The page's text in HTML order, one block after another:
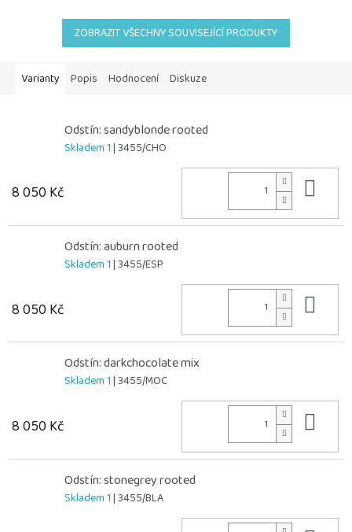
ZOBRAZIT VŠECHNY SOUVISEJÍCÍ PRODUKTY
Varianty Popis Hodnocení Diskuze
Odstín: sandyblonde rooted
Skladem 1| 3455/CHO
8 050 Kč
Odstín: auburn rooted
Skladem 1| 3455/ESP
8 050 Kč
Odstín: darkchocolate mix
Skladem 1| 3455/MOC
8 050 Kč
Odstín: stonegrey rooted
Skladem 1| 3455/BLA